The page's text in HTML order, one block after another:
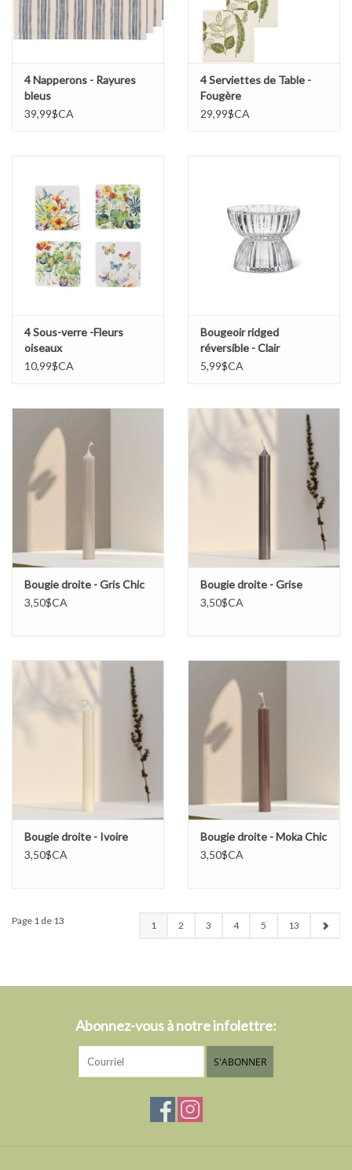
4 Napperons - Rayures
bleus
39,99$CA
4 Serviettes de Table -
Fougère
29,99$CA
4 Sous-verre -Fleurs
oiseaux
10,99$CA
Bougeoir ridged
réversible - Clair
5,99$CA
Bougie droite - Gris Chic
3,50$CA
Bougie droite - Grise
3,50$CA
Bougie droite - Ivoire
3,50$CA
Bougie droite - Moka Chic
3,50$CA
Page 1 de 13 1 2 3 4 5 13
Abonnez-vous à notre infolettre:
S'ABONNER